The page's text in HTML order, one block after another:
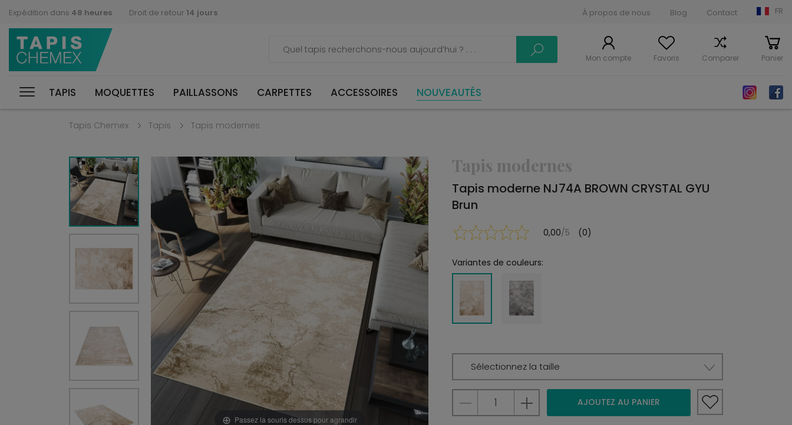
Expédition dans 48 heures Droit de retour 14 jours À propos de nous Blog Contact FR
Mon compte Favoris Comparer Panier
TAPIS MOQUETTES PAILLASSONS CARPETTES ACCESSOIRES NOUVEAUTÉS
Tapis Chemex Tapis Tapis modernes
Passez la souris dessus pour agrandir
Tapis modernes
Tapis moderne NJ74A BROWN CRYSTAL GYU
Brun
0,00/5 (0)
Variantes de couleurs:
Sélectionnez la taille
AJOUTEZ AU PANIER